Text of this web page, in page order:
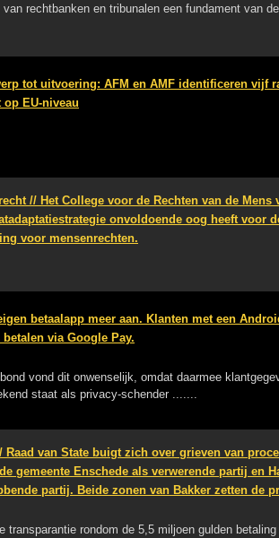
van rechtbanken en tribunalen een fundament van
tot uitvoering: AFM en AMF identificeren vijf
EU-niveau
// Het College voor de Rechten van de Mens
onvoldoende oog heeft voor
voor mensenrechten.
betaalapp meer aan. Klanten met een
via Google Pay.
vond dit onwenselijk, omdat daarmee
staat als privacy-schender .......
Raad van State buigt zich over grieven van
gemeente Enschede als verwerende partij en
partij. Beide zonen van Bakker zetten de
transparantie rondom de 5,5 miljoen gulden